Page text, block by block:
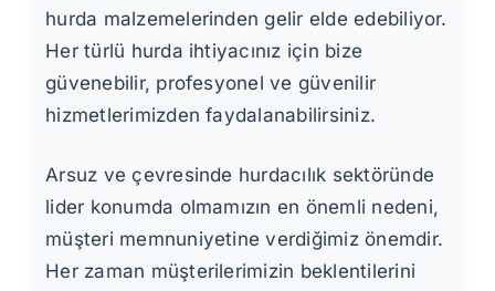
hurda malzemelerinden gelir elde edebiliyor.
Her türlü hurda ihtiyacınız için bize
güvenebilir, profesyonel ve güvenilir
hizmetlerimizden faydalanabilirsiniz.
Arsuz ve çevresinde hurdacılık sektöründe
lider konumda olmamızın en önemli nedeni,
müşteri memnuniyetine verdiğimiz önemdir.
Her zaman müşterilerimizin beklentilerini